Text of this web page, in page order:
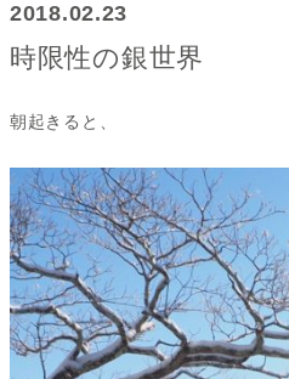
2018.02.23
時限性の銀世界
朝起きると、